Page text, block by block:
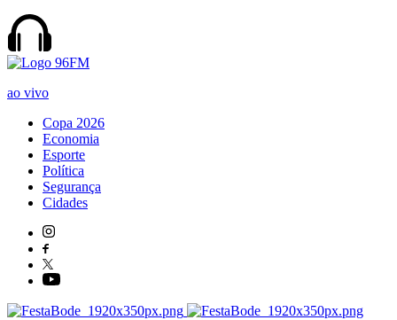
ao vivo
Copa 2026
Economia
Esporte
Política
Segurança
Cidades